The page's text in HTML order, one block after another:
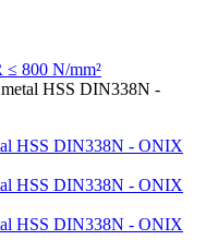
800 N/mm²
HSS DIN338N -